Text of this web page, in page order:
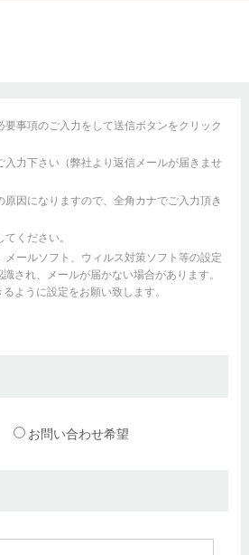
要事項のご入力をして送信ボタンをクリック
入力下さい（弊社より返信メールが届きませ
原因になりますので、全角カナでご入力頂き
ください。
メールソフト、ウィルス対策ソフト等の設定
され、メールが届かない場合があります。
ように設定をお願い致します。
お問い合わせ希望